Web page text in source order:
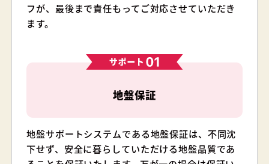
フが、最後まで責任もってご対応させていただき
ます。
地盤保証
地盤サポートシステムである地盤保証は、不同沈
下せず、安全に暮らしていただける地盤品質であ